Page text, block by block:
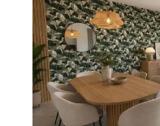
GRANVILLE 50
46,84 m2, 2 pièces
Ref : 37366
Appartement
139